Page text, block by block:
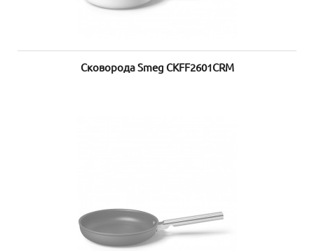
Сковорода Smeg CKFF2601CRM